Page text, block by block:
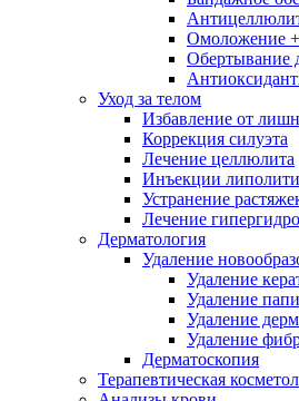
Омоложение +
Обертывание
Уход за телом
Избавление от
Коррекция силуэта
Лечение целлюлита
Инъекции
Устранение
Лечение
Дерматология
Удаление
Удаление
Удаление
Удаление
Удаление
Дерматоскопия
Терапевтическая